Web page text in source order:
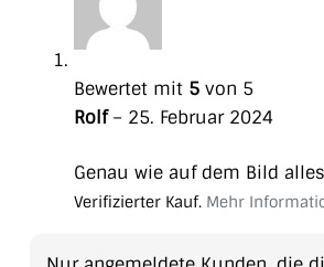
Bewertet mit 5von 5
Rolf– 25. Februar 2024
Genau wie auf dem Bild
Verifizierter Kauf. Mehr